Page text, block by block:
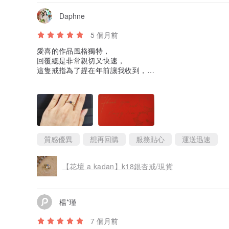
Daphne
5 個月前
愛喜的作品風格獨特，
回覆總是非常親切又快速，
這隻戒指為了趕在年前讓我收到，
還有好美的新年應景手繪小卡，
我都會一併仔細珍藏的，
謝謝愛喜的用心🥰
質感優異
想再回購 服務貼心 運送迅速
【花壇 a kadan】k18銀杏戒/現貨
楊*瑾
7 個月前